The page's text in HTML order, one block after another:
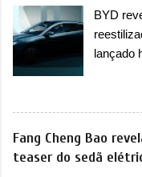
vendas
vinha
do hatch
vendido
pode
BYD
lançado
visual
Trata-se
Fang Cheng Bao
teaser do sedã